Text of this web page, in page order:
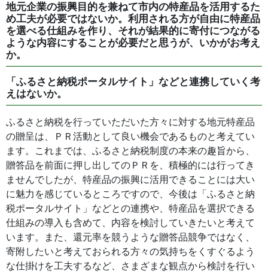
地元企業の振興目的を兼ねて市内の特産品を活用するた
め工夫が必要ではないか。利用される方が自由に特産品
を選べる仕組みを作り、それが結果的に寄付につながる
ような内容にすることが必要だと思うが、いかがお考え
か。
「ふるさと納税ポータルサイト」などと連携していく考
えはないか。
ふるさと納税を行っていただいた方々に対する地元特産品
の贈呈は、ＰＲ活動として良い機会であるものと考えてい
ます。これまでは、ふるさと納税制度の本来の趣旨から、
贈答品を前面に押し出してのＰＲを、積極的には行ってき
ませんでしたが、特産品の振興に活用できることには大い
に魅力を感じているところですので、今後は「ふるさと納
税ポータルサイト」などとの連携や、特産品を選択できる
仕組みの導入も含めて、内容を検討していきたいと考えて
います。また、還元率を競うような贈答品競争ではなく、
寄附したいと考えておられる方々の気持ちをくすぐるよう
な仕掛けを工夫するなど、さまざまな観点から検討を行い